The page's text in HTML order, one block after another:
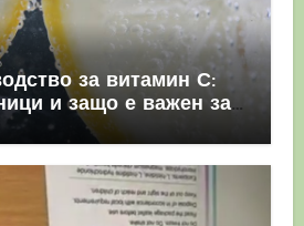
за витамин С:
и защо е важен за